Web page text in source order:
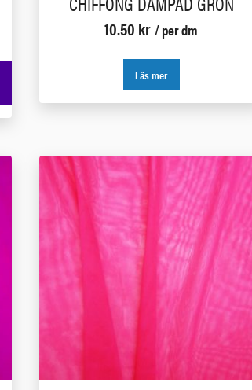
10.50 kr / per dm
Läs mer